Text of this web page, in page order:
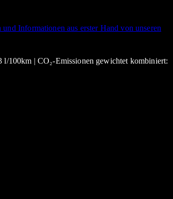
Informationen aus erster Hand von unseren
100km | CO₂-Emissionen gewichtet kombiniert: